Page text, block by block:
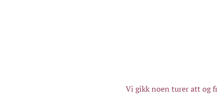
Vi gikk noen turer att og